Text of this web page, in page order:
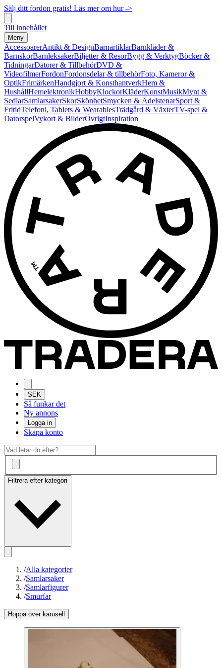
Sälj ditt fordon gratis! Läs mer om hur ->
Till innehållet
Meny
AccessoarerAntikt & DesignBarnartiklarBarnkläder &
BarnskorBarnleksakerBiljetter & ResorBygg & VerktygBöcker &
TidningarDatorer & TillbehörDVD &
VideofilmerFordonFordonsdelar & tillbehörFoto, Kameror &
OptikFrimärkenHandgjort & KonsthantverkHem &
HushållHemelektronikHobbyKlockorKläderKonstMusikMynt &
SedlarSamlarsakerSkorSkönhetSmycken & ÄdelstenarSport &
FritidTelefoni, Tablets & WearablesTrädgård & VäxterTV-spel &
DatorspelVykort & BilderÖvrigtInspiration
SEK
Så funkar det
Ny annons
Logga in
Skapa konto
Filtrera efter kategori
/Alla kategorier
/Samlarsaker
/Samlarfigurer
/Smurfar
Hoppa över karusell